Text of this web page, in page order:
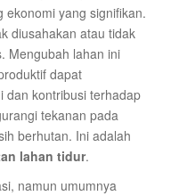
ekonomi yang signifikan.
diusahakan atau tidak
Mengubah lahan ini
dapat
dan kontribusi terhadap
tekanan pada
berhutan. Ini adalah
lahan tidur.
namun umumnya